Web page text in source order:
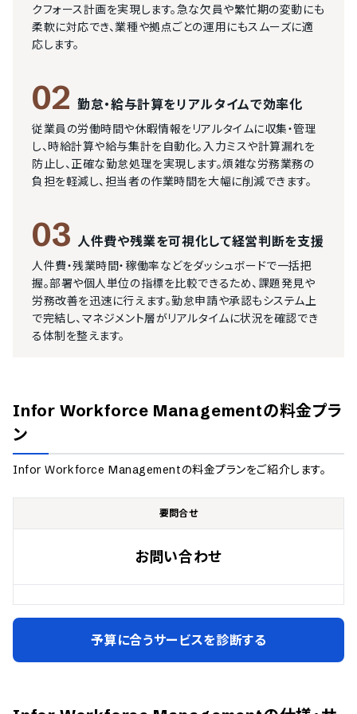
クフォース計画を実現します。急な欠員や繁忙期の変動にも
柔軟に対応でき、業種や拠点ごとの運用にもスムーズに適
応します。
02 勤怠・給与計算をリアルタイムで効率化
従業員の労働時間や休暇情報をリアルタイムに収集・管理
し、時給計算や給与集計を自動化。入力ミスや計算漏れを
防止し、正確な勤怠処理を実現します。煩雑な労務業務の
負担を軽減し、担当者の作業時間を大幅に削減できます。
03 人件費や残業を可視化して経営判断を支援
人件費・残業時間・稼働率などをダッシュボードで一括把
握。部署や個人単位の指標を比較できるため、課題発見や
労務改善を迅速に行えます。勤怠申請や承認もシステム上
で完結し、マネジメント層がリアルタイムに状況を確認でき
る体制を整えます。
Infor Workforce Managementの料金プラ
ン
Infor Workforce Managementの料金プランをご紹介します。
要問合せ
お問い合わせ
予算に合うサービスを診断する